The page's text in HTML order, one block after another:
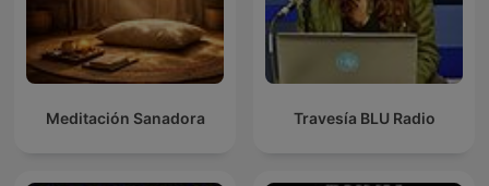
Meditación Sanadora Travesía BLU Radio